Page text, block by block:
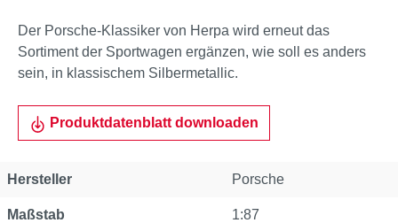
Der Porsche-Klassiker von Herpa wird erneut das
Sortiment der Sportwagen ergänzen, wie soll es anders
sein, in klassischem Silbermetallic.
Produktdatenblatt downloaden
Hersteller Porsche
Maßstab 1:87